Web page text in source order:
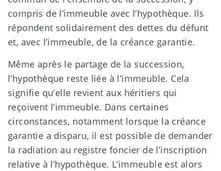
compris de l’immeuble avec l’hypothèque. Ils
répondent solidairement des dettes du défunt
et, avec l’immeuble, de la créance garantie.
Même après le partage de la succession,
l’hypothèque reste liée à l’immeuble. Cela
signifie qu’elle revient aux héritiers qui
reçoivent l’immeuble. Dans certaines
circonstances, notamment lorsque la créance
garantie a disparu, il est possible de demander
la radiation au registre foncier de l’inscription
relative à l’hypothèque. L’immeuble est alors